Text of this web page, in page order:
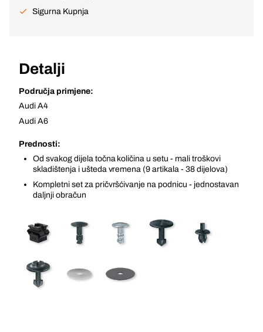
Sigurna Kupnja
Detalji
Područja primjene:
Audi A4
Audi A6
Prednosti:
Od svakog dijela točna količina u setu - mali troškovi
skladištenja i ušteda vremena (9 artikala - 38 dijelova)
Kompletni set za pričvršćivanje na podnicu - jednostavan
daljnji obračun